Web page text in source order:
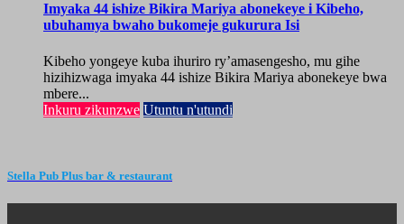
Imyaka 44 ishize Bikira Mariya abonekeye i Kibeho,
ubuhamya bwaho bukomeje gukurura Isi
Kibeho yongeye kuba ihuriro ry’amasengesho, mu gihe
hizihizwaga imyaka 44 ishize Bikira Mariya abonekeye bwa
mbere...
Inkuru zikunzwe Utuntu n'utundi
Stella Pub Plus bar & restaurant